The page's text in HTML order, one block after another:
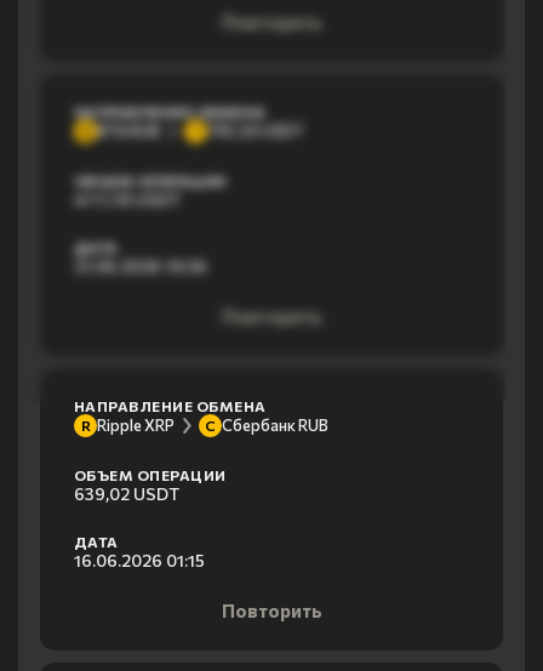
Повторить
НАПРАВЛЕНИЕ ОБМЕНА
ВТБ RUB T
ОБЪЕМ ОПЕРАЦИИ
ДАТА
21.06.2026 19:36
Повторить
НАПРАВЛЕНИЕ ОБМЕНА
R Ripple XRP С Сбербанк RUB
ОБЪЕМ ОПЕРАЦИИ
639,02 USDT
ДАТА
16.06.2026 01:15
Повторить